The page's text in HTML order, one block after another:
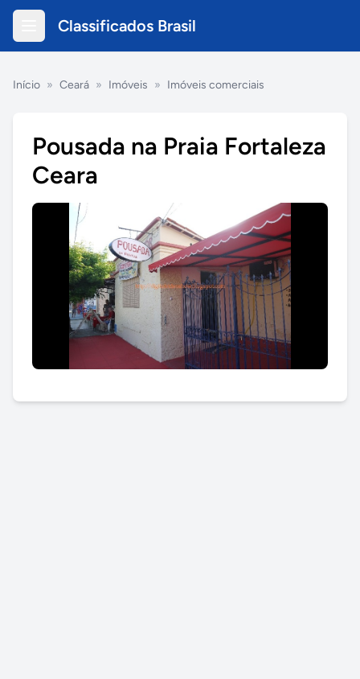
Classificados Brasil
Início » Ceará » Imóveis » Imóveis comerciais
Pousada na Praia Fortaleza
Ceara